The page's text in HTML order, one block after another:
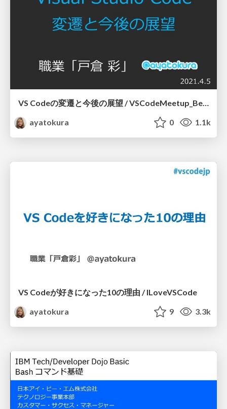
VS Codeの変遷と今後の展望 / VSCodeMeetup_Beginners
ayatokura
0 1.1k
VS Codeが好きになった10の理由 / ILoveVSCode
ayatokura
9 3.3k